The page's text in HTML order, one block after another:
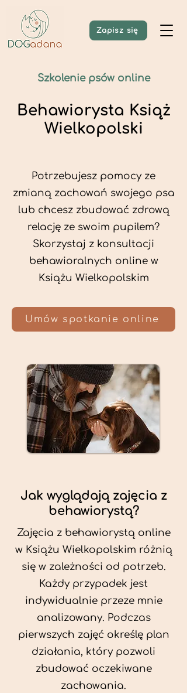
Zapisz się
Szkolenie psów online
Behawiorysta Książ
Wielkopolski
Potrzebujesz pomocy ze
zmianą zachowań swojego psa
lub chcesz zbudować zdrową
relację ze swoim pupilem?
Skorzystaj z konsultacji
behawioralnych online w
Książu Wielkopolskim
Umów spotkanie online
Jak wyglądają zajęcia z
behawiorystą?
Zajęcia z behawiorystą online
w Książu Wielkopolskim różnią
się w zależności od potrzeb.
Każdy przypadek jest
indywidualnie przeze mnie
analizowany. Podczas
pierwszych zajęć określę plan
działania, który pozwoli
zbudować oczekiwane
zachowania.